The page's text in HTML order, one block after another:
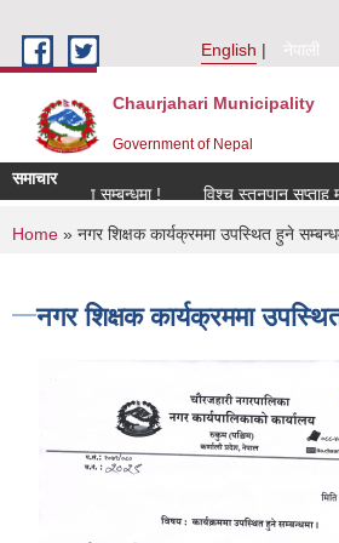
English
नेपाली
Chaurjahari Municipality
Government of Nepal
समाचार
सम्बन्धमा !
विश्च स्तनपान सप्ताह मनाउने
You are here
Home » नगर शिक्षक कार्यक्रममा उपस्थित हुने
नगर शिक्षक कार्यक्रममा